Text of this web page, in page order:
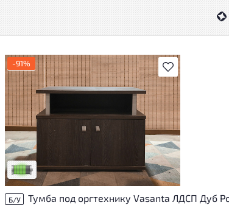
В избранное
-91%
У товара присутствуют незначительные
следы эксплуатации, не влияющие на
удобство его использования
Низкая степень износа
Б/У Тумба под оргтехнику Vasanta ЛДСП Дуб